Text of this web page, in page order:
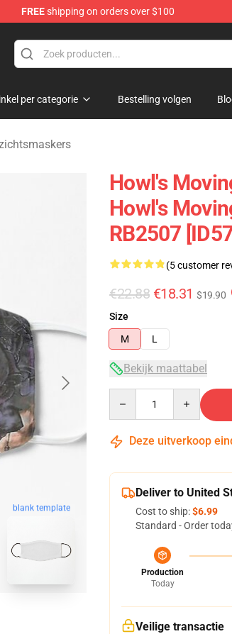
FREEshipping on orders over $100
Shop
per categorie Bestelling volgen
blank template
Howl's
Howl's
RB2507
(5 customer
€22.88 €18.31 $19.90
Size
M
L
Bekijk maattabel
Deze uitverkoop
Deliver to United
Cost to ship:$6.99
Standard - Order
Production
Today
Veilige transactie